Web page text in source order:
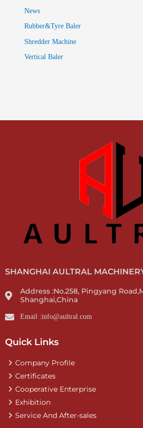
News
Rubber&Tyre Baler
Shredder Machine
Vertical Baler
SHANGHAI AULTRAL
Address :No.258, Pingyang
Shanghai,China
Email :info@aultral.com
Quick Links
Company Profile
Certificates
Cooperative Enterprise
Exhibition
Service And After-sales